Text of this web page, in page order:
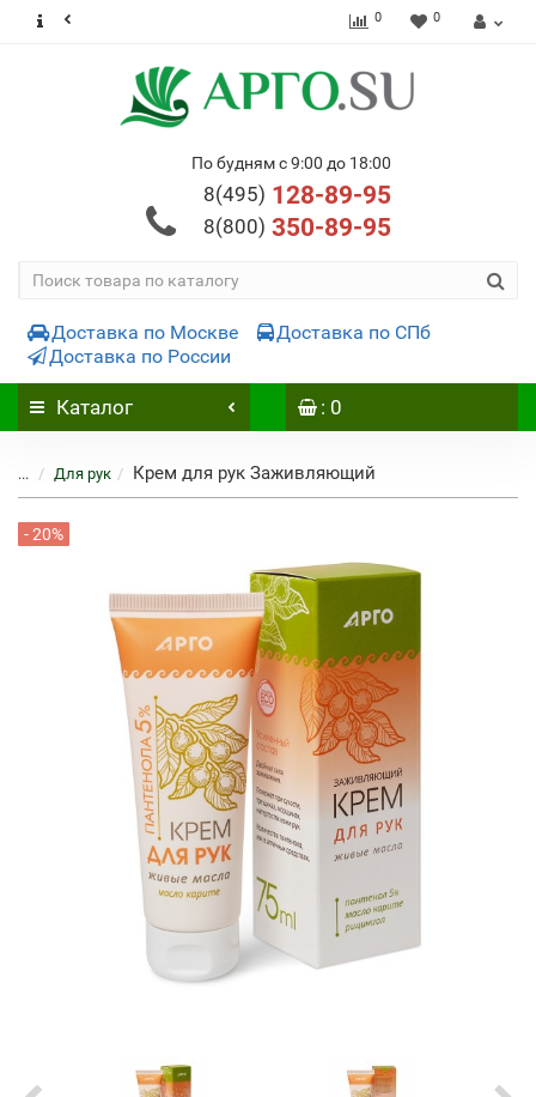
0 0
По будням с 9:00 до 18:00
8(495) 128-89-95
8(800) 350-89-95
Доставка по Москве
Доставка по СПб
Доставка по России
Каталог : 0
... Для рук Крем для рук Заживляющий
- 20%